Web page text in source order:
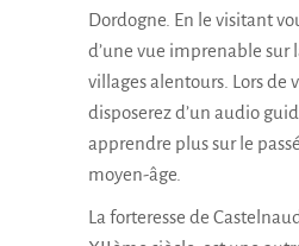
Dordogne. En le visitant
d’une vue imprenable sur
villages alentours. Lors de
disposerez d’un audio
apprendre plus sur le
moyen-âge.
La forteresse de